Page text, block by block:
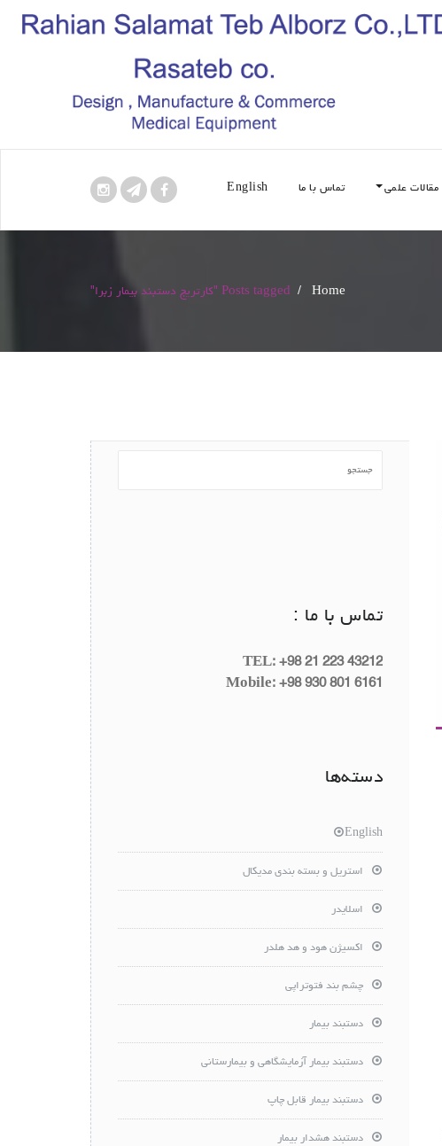
مقالات علمی تماس با ما English
Home
/ Posts tagged "کارتریج دستبند بیمار زبرا"
تماس با ما :
TEL: +98 21 223 43212
Mobile: +98 930 801 6161
دسته‌ها
English
استریل و بسته بندی مدیکال
اسلایدر
اکسیژن هود و هد هلدر
چشم بند فتوتراپی
دستبند بیمار
دستبند بیمار آزمایشگاهی و بیمارستانی
دستبند بیمار قابل چاپ
دستبند هشدار بیمار